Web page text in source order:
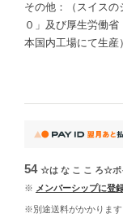
その他：（スイスの
０」及び厚生労働
本国内工場にて生産）
54 ☆は な こ こ ろ☆ポ
※ メンバーシップに登
※別途送料がかかります